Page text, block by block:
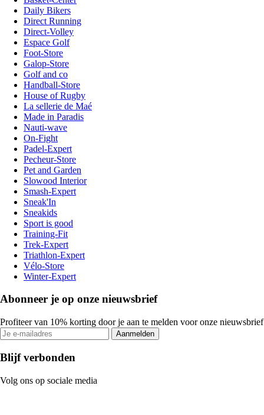
Daily Bikers
Direct Running
Direct-Volley
Espace Golf
Foot-Store
Galop-Store
Golf and co
Handball-Store
House of Rugby
La sellerie de Maé
Made in Paradis
Nauti-wave
On-Fight
Padel-Expert
Pecheur-Store
Pet and Garden
Slowood Interior
Smash-Expert
Sneak'In
Sneakids
Sport is good
Training-Fit
Trek-Expert
Triathlon-Expert
Vélo-Store
Winter-Expert
Abonneer je op onze nieuwsbrief
Profiteer van 10% korting door je aan te melden voor onze nieuwsbrief
Aanmelden
Blijf verbonden
Volg ons op sociale media